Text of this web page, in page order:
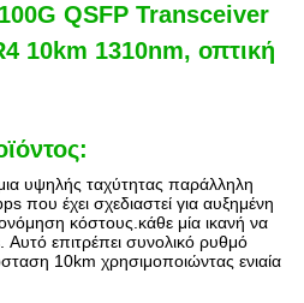
QSFP Transceiver
10km 1310nm, οπτική
υψηλής ταχύτητας παράλληλη
που έχει σχεδιαστεί για αυξημένη
κόστους.κάθε μία ικανή να
Αυτό επιτρέπει συνολικό ρυθμό
10km χρησιμοποιώντας ενιαία